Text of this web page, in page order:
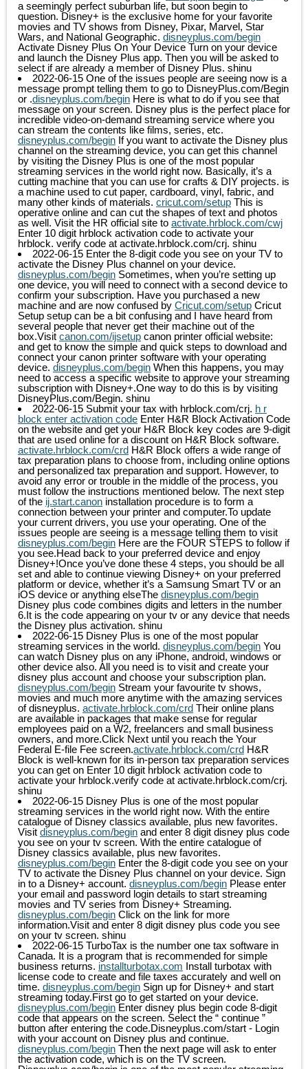
a seemingly perfect suburban life, but soon begin to
question. Disney+ is the exclusive home for your favorite
movies and TV shows from Disney, Pixar, Marvel, Star
Wars, and National Geographic. disneyplus.com/begin
Activate Disney Plus On Your Device Turn on your device
and launch the Disney Plus app. Then you will be asked to
select if are already a member of Disney Plus. shinu
2022-06-15 One of the issues people are seeing now is a
message prompt telling them to go to DisneyPlus.com/Begin
or .disneyplus.com/begin Here is what to do if you see that
message on your screen. Disney plus is the perfect place for
incredible video-on-demand streaming service where you
can stream the contents like films, series, etc.
disneyplus.com/begin If you want to activate the Disney plus
channel on the streaming device, you can get this channel
by visiting the Disney Plus is one of the most popular
streaming services in the world right now. Basically, it’s a
cutting machine that you can use for crafts & DIY projects. is
a machine used to cut paper, cardboard, vinyl, fabric, and
many other kinds of materials. cricut.com/setup This is
operative online and can cut the shapes of text and photos
as well. Visit the HR official site to activate.hrblock.com/cwj
Enter 10 digit hrblock activation code to activate your
hrblock. verify code at activate.hrblock.com/crj. shinu
2022-06-15 Enter the 8-digit code you see on your TV to
activate the Disney Plus channel on your device.
disneyplus.com/begin Sometimes, when you’re setting up
one device, you will need to connect with a second device to
confirm your subscription. Have you purchased a new
machine and are now confused by Cricut.com/setup Cricut
Setup setup can be a bit confusing and I have heard from
several people that never get their machine out of the
box.Visit canon.com/ijsetup canon printer official website:
and get to know the simple and quick steps to download and
connect your canon printer software with your operating
device. disneyplus.com/begin When this happens, you may
need to access a specific website to approve your streaming
subscription with Disney+.One way to do this is by visiting
DisneyPlus.com/Begin. shinu
2022-06-15 Submit your tax with hrblock.com/crj. h r
block enter activation code Enter H&R Block Activation Code
on the website and get your H&R Block key codes are 9-digit
that are used online for a discount on H&R Block software.
activate.hrblock.com/crd H&R Block offers a wide range of
tax preparation plans to choose from, including online options
and personalized tax preparation and support. However, to
avoid any error or trouble in the middle of the process, you
must follow the instructions mentioned below. The next step
of the ij.start.canon installation procedure is to form a
connection between your printer and computer.To update
your current drivers, you use your operating. One of the
issues people are seeing is a message telling them to visit
disneyplus.com/begin Here are the FOUR STEPS to follow if
you see.Head back to your preferred device and enjoy
Disney+!Once you’ve done these 4 steps, you should be all
set and able to continue viewing Disney+ on your preferred
platform or device, whether it’s a Samsung Smart TV or an
iOS device or anything elseThe disneyplus.com/begin
Disney plus code combines digits and letters in the number
6.It is the code appearing on your tv or any device that needs
the Disney plus activation. shinu
2022-06-15 Disney Plus is one of the most popular
streaming services in the world. disneyplus.com/begin You
can watch Disney plus on any iPhone, android, windows or
other device also. All you need is to visit and create your
disney plus account and choose your subscription plan.
disneyplus.com/begin Stream your favourite tv shows,
movies and much more anytime with the amazing services
of disneyplus. activate.hrblock.com/crd Their online plans
are available in packages that make sense for regular
employees paid on a W2, freelancers and small business
owners, and more.Click Next until you reach the Your
Federal E-file Fee screen.activate.hrblock.com/crd H&R
Block is well-known for its in-person tax preparation services
you can get on Enter 10 digit hrblock activation code to
activate your hrblock.verify code at activate.hrblock.com/crj.
shinu
2022-06-15 Disney Plus is one of the most popular
streaming services in the world right now. With the entire
catalogue of Disney classics available, plus new favorites.
Visit disneyplus.com/begin and enter 8 digit disney plus code
you see on your tv screen. With the entire catalogue of
Disney classics available, plus new favorites.
disneyplus.com/begin Enter the 8-digit code you see on your
TV to activate the Disney Plus channel on your device. Sign
in to a Disney+ account. disneyplus.com/begin Please enter
your email and password login details to start streaming
movies and TV series from Disney+ Streaming.
disneyplus.com/begin Click on the link for more
information.Visit and enter 8 digit disney plus code you see
on your tv screen. shinu
2022-06-15 TurboTax is the number one tax software in
Canada. It is a program that is recommended for simple
business returns. installturbotax.com Install turbotax with
license code to create and file taxes accurately and well on
time. disneyplus.com/begin Sign up for Disney+ and start
streaming today.First go to get started on your device.
disneyplus.com/begin Enter disney plus begin code 8-digit
code that appears on the screen. Select the “ continue ”
button after entering the code.Disneyplus.com/start - Login
with your account on Disney plus and continue.
disneyplus.com/begin Then the next page will ask to enter
the activation code, which is on the TV screen.